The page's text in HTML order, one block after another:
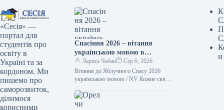
«Сесія» —
портал для
студентів про
освіту в
Україні та за
кордоном. Ми
пишемо про
саморозвиток,
ділимося
корисними
Спасіння 2026 – вітання
українською мовою в
зображеннях, віршах та
власними словами
Лариса Чабан
Сер 6, 2026
Вітання до Яблучного Спасу 2026
українською мовою / NV Кожне свято
до церкви кошики…
и